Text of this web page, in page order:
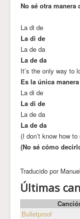
No sé otra
La di de
La di de
La de da
La de da
It’s the only way to
Es la única
La di de
La di de
La de da
La de da
(I don’t know how
(No sé cómo
Traducido por Manuel
Últimas
Bulletproof